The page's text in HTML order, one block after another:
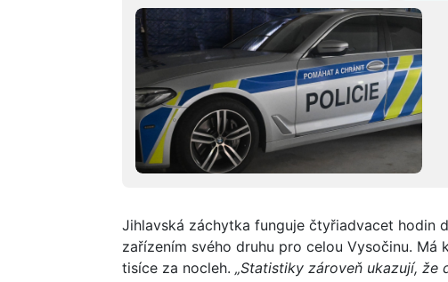
Jihlavská záchytka funguje čtyřiadvacet hodin
zařízením svého druhu pro celou Vysočinu.
tisíce za nocleh. „Statistiky zároveň ukazují,